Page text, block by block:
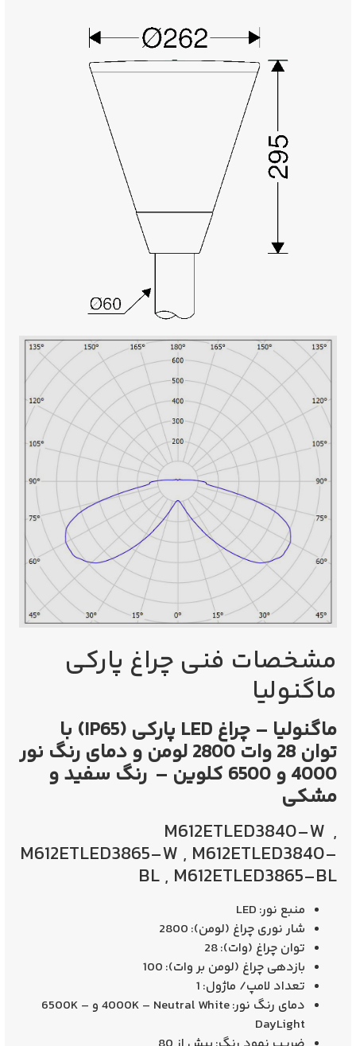
مشخصات فنی چراغ پارکی
ماگنولیا
ماگنوليا – چراغ LED پاركی (IP65) با
توان 28 وات 2800 لومن و دمای رنگ نور
4000 و 6500 كلوين – رنگ سفيد و
مشکی
M612ETLED3840-W ,
M612ETLED3865-W , M612ETLED3840-
BL , M612ETLED3865-BL
منبع نور: LED
شار نوری چراغ (لومن): 2800
توان چراغ (وات):28
بازدهی چراغ (لومن بر وات): 100
تعداد لامپ/ ماژول: 1
دمای رنگ نور:
4000K – Neutral White و 6500K –
DayLight